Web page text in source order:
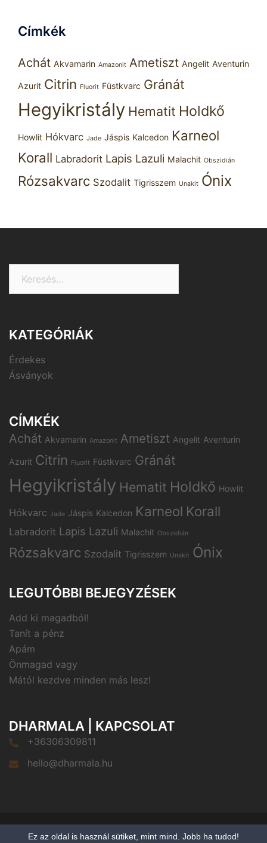
Címkék
Achát Akvamarin Amazonit Ametiszt Angelit Aventurin
Azurit Citrin Fluorit Füstkvarc Gránát
Hegyikristály Hematit Holdkő
Howlit Hókvarc Jade Jáspis Kalcedon Karneol
Korall Labradorit Lapis Lazuli Malachit Obszidián
Rózsakvarc Szodalit Tigrisszem Unakit Ónix
KATEGÓRIÁK
Érdekes
Ásványok
CÍMKÉK
Achát Akvamarin Amazonit Ametiszt Angelit Aventurin
Azurit Citrin Fluorit Füstkvarc Gránát
Hegyikristály Hematit Holdkő Howlit
Hókvarc Jade Jáspis Kalcedon Karneol Korall
Labradorit Lapis Lazuli Malachit Obszidián
Rózsakvarc Szodalit Tigrisszem Unakit Ónix
LEGUTÓBBI BEJEGYZÉSEK
Add ki magadból!
Tanít a pénz
Apám
Önmagad vagy
Mától kezdve minden más lesz!
DHARMALA | KAPCSOLAT
+36306309811
hello@dharmala.hu
© 2026 Dharmala - A Lélekékszer. Proudly powered
Ez az oldal is használ sütiket, mint mind. Jobb ha tudod!